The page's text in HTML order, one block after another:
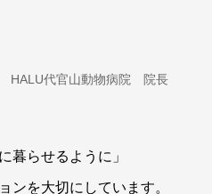
HALU代官山動物病院 院長
暮らせるように」
ンを大切にしています。